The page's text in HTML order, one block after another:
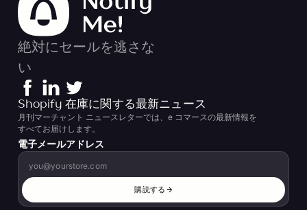
絶対にセールを逃さな
い
Shopify 在庫に関する最新ニュース
月刊マーチャント ニュースレターでは、e コマースの最新情報を
すべてお届けします。
電子メールアドレス
購読する